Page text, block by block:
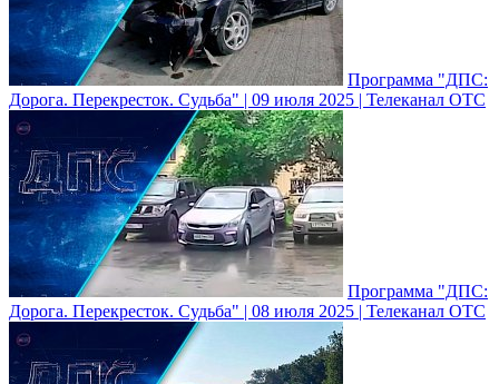
Программа "ДПС:
Дорога. Перекресток. Судьба" | 09 июля 2025 | Телеканал ОТС
Программа "ДПС:
Дорога. Перекресток. Судьба" | 08 июля 2025 | Телеканал ОТС